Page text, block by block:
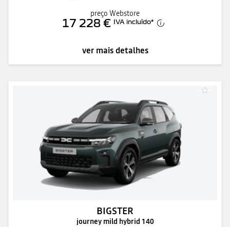
preço Webstore
17 228 € IVA incluído*
ver mais detalhes
BIGSTER
journey mild hybrid 140